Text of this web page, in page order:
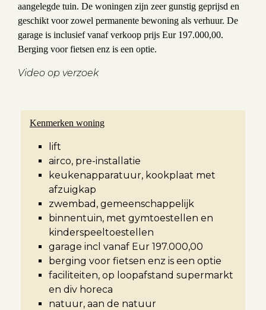
aangelegde tuin. De woningen zijn zeer gunstig geprijsd en
geschikt voor zowel permanente bewoning als verhuur. De
garage is inclusief vanaf verkoop prijs Eur 197.000,00.
Berging voor fietsen enz is een optie.
Video op verzoek
Kenmerken woning
lift
airco, pre-installatie
keukenapparatuur, kookplaat met
afzuigkap
zwembad, gemeenschappelijk
binnentuin, met gymtoestellen en
kinderspeeltoestellen
garage incl vanaf Eur 197.000,00
berging voor fietsen enz is een optie
faciliteiten, op loopafstand supermarkt
en div horeca
natuur, aan de natuur